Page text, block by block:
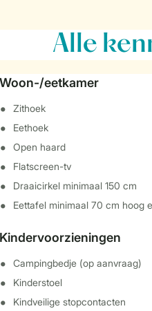
Alle
Woon-/eetkamer
Zithoek
Eethoek
Open haard
Flatscreen-tv
Draaicirkel minimaal 150 cm
Eettafel minimaal 70 cm hoog
Kindervoorzieningen
Campingbedje (op aanvraag)
Kinderstoel
Kindveilige stopcontacten